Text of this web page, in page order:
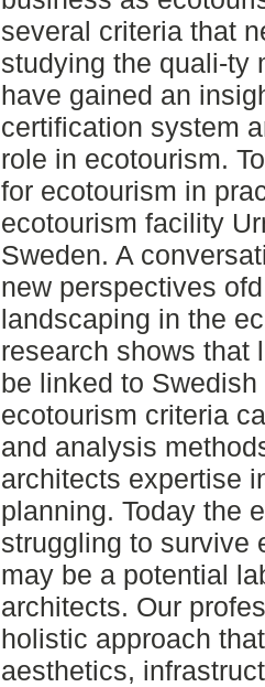
several criteria that
studying the quali-ty
have gained an
certification system
role in ecotourism.
for ecotourism in
ecotourism facility
Sweden. A
new perspectives
landscaping in the
research shows that
be linked to
ecotourism criteria
and analysis
architects expertise
planning. Today the
struggling to survive
may be a potential
architects. Our
holistic approach
aesthetics,